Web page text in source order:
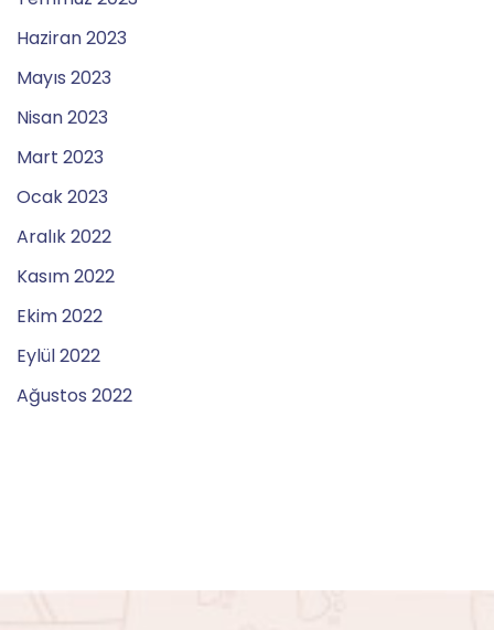
Haziran 2023
Mayıs 2023
Nisan 2023
Mart 2023
Ocak 2023
Aralık 2022
Kasım 2022
Ekim 2022
Eylül 2022
Ağustos 2022